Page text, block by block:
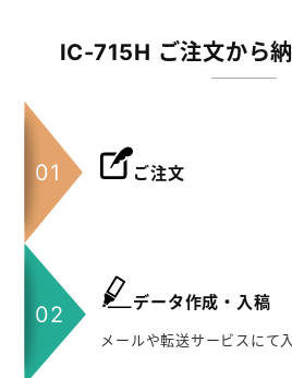
IC-715H ご注文から
ご注文
データ作成・入稿
メールや転送サービスにて